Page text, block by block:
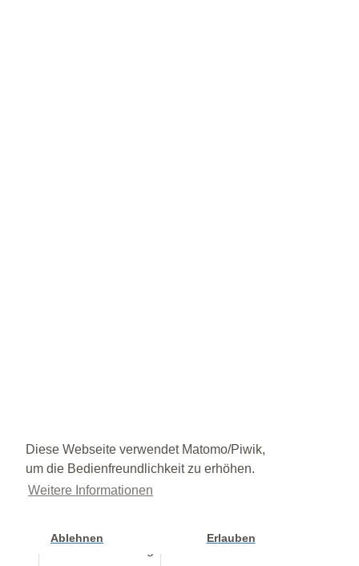
Diese Webseite verwendet Matomo/Piwik,
um die Bedienfreundlichkeit zu erhöhen.
Weitere Informationen
Ablehnen Erlauben